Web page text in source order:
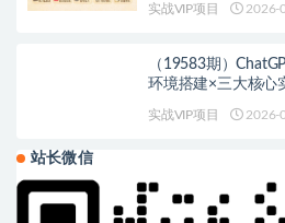
实战VIP项目 2026-
（19583期）
环境搭建×三大核心
实战VIP项目 2026-
站长微信